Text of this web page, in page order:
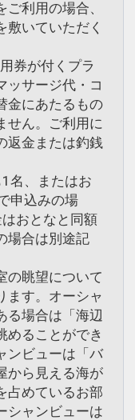
ご利用の場合、
敷いていただく
券が付くプラ
ッサージ代・コ
金にあたるもの
せん。ご利用に
返金または釣銭
名、またはお
申込みの場
おとなと同額
場合は別途記
の眺望について
ます。オーシャ
る場合は「海辺
めることができ
ンビューは「バ
から見える海が
占めているお部
シャンビューは